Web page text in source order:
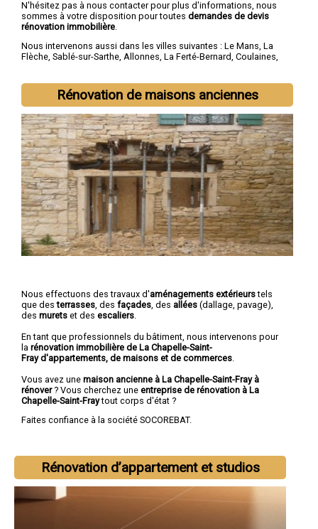
N'hésitez pas à nous contacter pour plus d'informations, nous
sommes à votre disposition pour toutes demandes de devis
rénovation immobilière
Nous intervenons aussi dans les villes suivantes : Le Mans, La
Flèche, Sablé-sur-Sarthe, Allonnes, La Ferté-Bernard, Coulaines,
Rénovation de maisons anciennes
Nous effectuons des travaux d'aménagements extérieurstels
que desterrasses , des façades , des allées (dallage, pavage),
des murets et des escaliers
En tant que professionnels du bâtiment, nous intervenons pour
la rénovation immobilière de La Chapelle-Saint-
Fray d'appartements, de maisons et de commerces
Vous avez une maison ancienne à La Chapelle-Saint-Fray à
rénover? Vous cherchez une entreprise de rénovation à La
Chapelle-Saint-Fraytout corps d'état ?
Faites confiance à la société SOCOREBAT.
Rénovation d’appartement et studios